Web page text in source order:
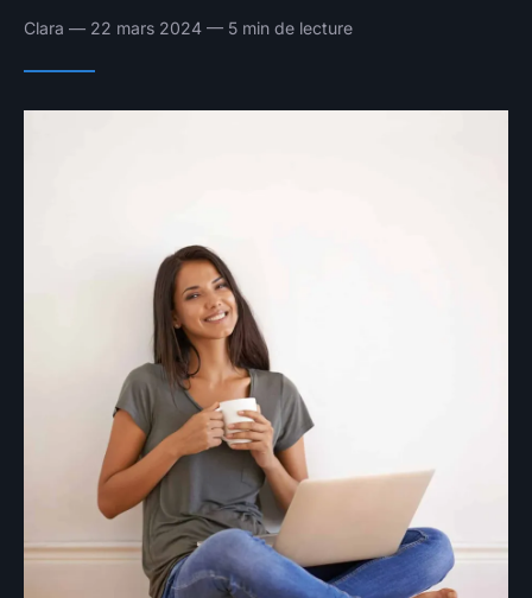
Clara — 22 mars 2024 — 5 min de lecture